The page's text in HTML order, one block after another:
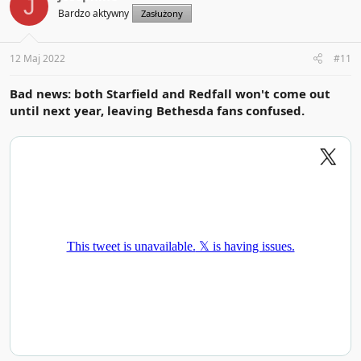
i
o
s
:
J Bardzo aktywny Zasłużony
12 Maj 2022 #11
Bad news: both Starfield and Redfall won't come out
until next year, leaving Bethesda fans confused.